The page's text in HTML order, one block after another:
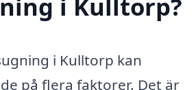
i Kulltorp?
i Kulltorp kan
på flera faktorer. Det är